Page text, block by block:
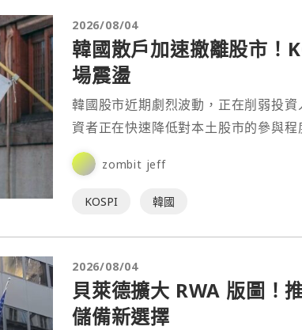
2026/08/04
韓國散戶加速撤離股市！
場震盪
韓國股市近期劇烈波動，正在削弱投
資者正在快速降低對本土股市的參與
zombit jeff
KOSPI 韓國
2026/08/04
貝萊德擴大 RWA 版圖！
儲備新選擇